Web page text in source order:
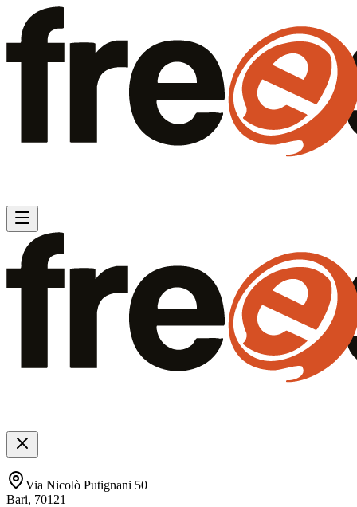
Via Nicolò Putignani 50
Bari, 70121